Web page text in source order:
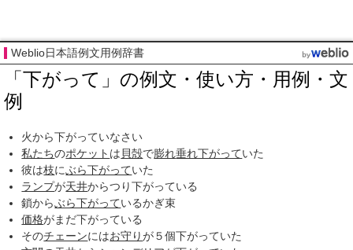
Weblio日本語例文用例辞書
「下がって」の例文・使い方・用例・文
例
火から下がっていなさい
私たちのポケット は 貝殻で膨れ垂れ下がっていた
彼は枝にぶら下がっていた
ランプが天井からつり下がっている
鎖からぶら下がっているかぎ束
価格がまだ下がっている
そのチェーンにはお守りが５個下がっていた